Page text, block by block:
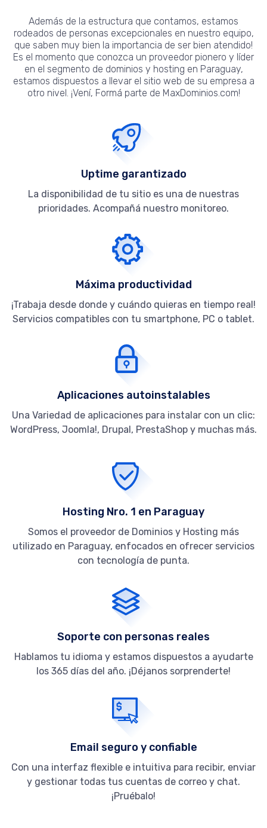
Además de la estructura que contamos, estamos
rodeados de personas excepcionales en nuestro equipo,
que saben muy bien la importancia de ser bien atendido!
Es el momento que conozca un proveedor pionero y líder
en el segmento de dominios y hosting en Paraguay,
estamos dispuestos a llevar el sitio web de su empresa a
otro nivel. ¡Vení, Formá parte de MaxDominios.com!
Uptime garantizado
La disponibilidad de tu sitio es una de nuestras
prioridades. Acompañá nuestro monitoreo.
Máxima productividad
¡Trabaja desde donde y cuándo quieras en tiempo real!
Servicios compatibles con tu smartphone, PC o tablet.
Aplicaciones autoinstalables
Una Variedad de aplicaciones para instalar con un clic:
WordPress, Joomla!, Drupal, PrestaShop y muchas más.
Hosting Nro. 1 en Paraguay
Somos el proveedor de Dominios y Hosting más
utilizado en Paraguay, enfocados en ofrecer servicios
con tecnología de punta.
Soporte con personas reales
Hablamos tu idioma y estamos dispuestos a ayudarte
los 365 días del año. ¡Déjanos sorprenderte!
Email seguro y confiable
Con una interfaz flexible e intuitiva para recibir, enviar
y gestionar todas tus cuentas de correo y chat.
¡Pruébalo!